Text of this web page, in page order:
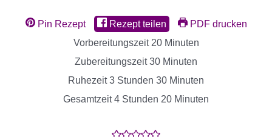
Pin Rezept Rezept teilen
PDF drucken
Vorbereitungszeit 20Minuten
Minuten
Zubereitungszeit30Minuten
Minuten
Ruhezeit3Stunden
Stunden 30Minuten
Minuten
Gesamtzeit4Stunden
Stunden 20Minuten
Minuten